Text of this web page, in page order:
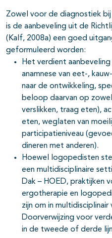
Zowel voor de diagnostiek bij
is de aanbeveling uit de
(Kalf, 2008a) een goed
geformuleerd worden:
Het verdient
anamnese van eet-,
naar de ontwikkeling,
beloop daarvan op
verslikken, traag eten),
eten, weglaten van
participatieniveau
dineren met anderen).
Hoewel logopedisten
een multidisciplinaire
Dak – HOED, praktijken
ergotherapie en
zijn om in
Doorverwijzing voor
in de tweede of derde